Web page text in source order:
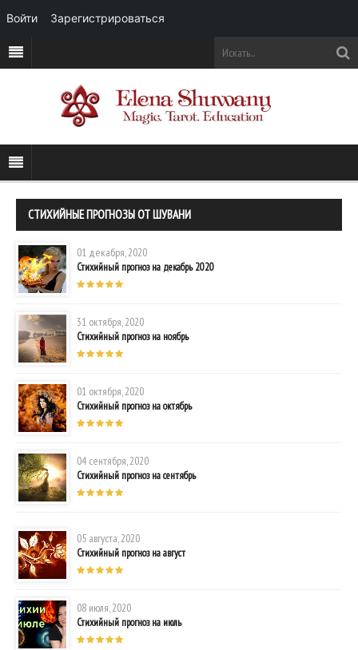
СТИХИЙНЫЕ ПРОГНОЗЫ ОТ ШУВАНИ
01 декабря, 2020
Стихийный прогноз на декабрь 2020
31 октября, 2020
Стихийный прогноз на ноябрь
01 октября, 2020
Стихийный прогноз на октябрь
04 сентября, 2020
Стихийный прогноз на сентябрь
05 августа, 2020
Стихийный прогноз на август
08 июля, 2020
Стихийный прогноз на июль
Войти Зарегистрироваться